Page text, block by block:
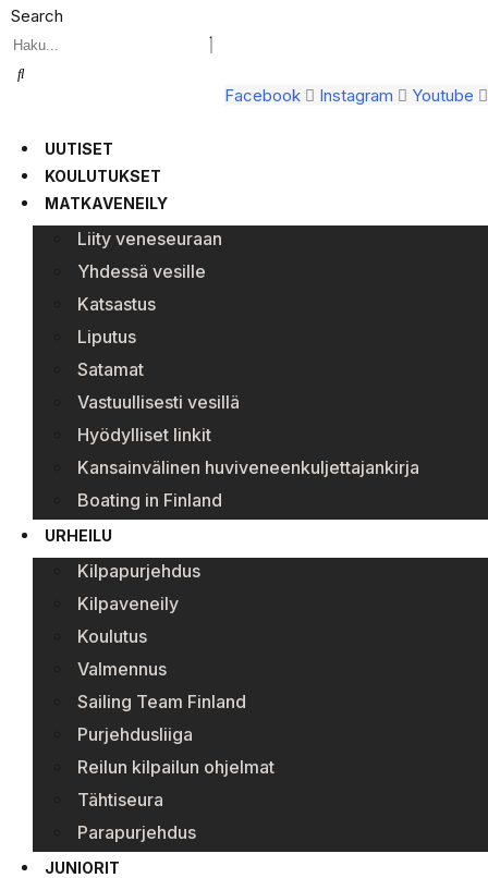
Search
Facebook Instagram Youtube
UUTISET
KOULUTUKSET
MATKAVENEILY
Liity veneseuraan
Yhdessä vesille
Katsastus
Liputus
Satamat
Vastuullisesti vesillä
Hyödylliset linkit
Kansainvälinen huviveneenkuljettajankirja
Boating in Finland
URHEILU
Kilpapurjehdus
Kilpaveneily
Koulutus
Valmennus
Sailing Team Finland
Purjehdusliiga
Reilun kilpailun ohjelmat
Tähtiseura
Parapurjehdus
JUNIORIT